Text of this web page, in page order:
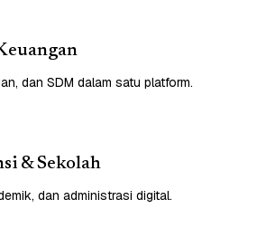
dan SDM dalam satu platform.
& Sekolah
dan administrasi digital.